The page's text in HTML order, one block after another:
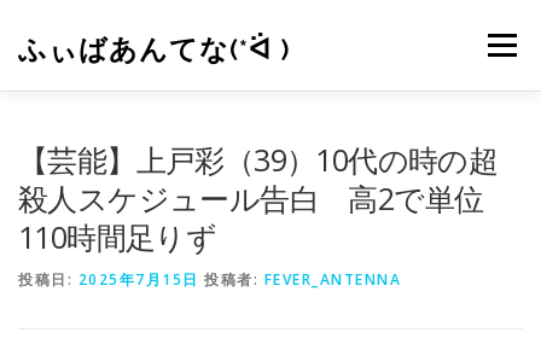
ふぃばあんてな(*ᐛ ) メニュー
【芸能】上戸彩（39）10代の時の超
殺人スケジュール告白 高2で単位
110時間足りず
投稿日: 2025年7月15日 投稿者: FEVER_ANTENNA